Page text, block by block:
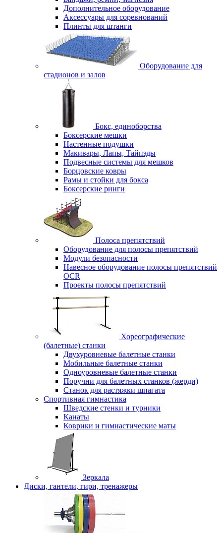
Дополнительное оборудование
Аксессуары для соревнований
Плинты для штанги
Оборудование для
стадионов и залов
Бокс, единоборства
Боксерские мешки
Настенные подушки
Макивары, Лапы, Тайпэды
Подвесные системы для мешков
Борцовские ковры
Рамы и стойки для бокса
Боксерские ринги
Полоса препятствий
Оборудование для полосы препятствий
Модули безопасности
Навесное оборудование полосы препятствий
OCR
Проекты полосы препятствий
Хореографические
(балетные) станки
Двухуровневые балетные станки
Мобильные балетные станки
Одноуровневые балетные станки
Поручни для балетных станков (жерди)
Станок для растяжки шпагата
Спортивная гимнастика
Шведские стенки и турники
Канаты
Коврики и гимнастические маты
Зеркала
Диски, гантели, гири, тренажеры